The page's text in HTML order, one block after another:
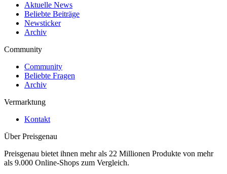
Aktuelle News
Beliebte Beiträge
Newsticker
Archiv
Community
Community
Beliebte Fragen
Archiv
Vermarktung
Kontakt
Über Preisgenau
Preisgenau bietet ihnen mehr als 22 Millionen Produkte von mehr
als 9.000 Online-Shops zum Vergleich.